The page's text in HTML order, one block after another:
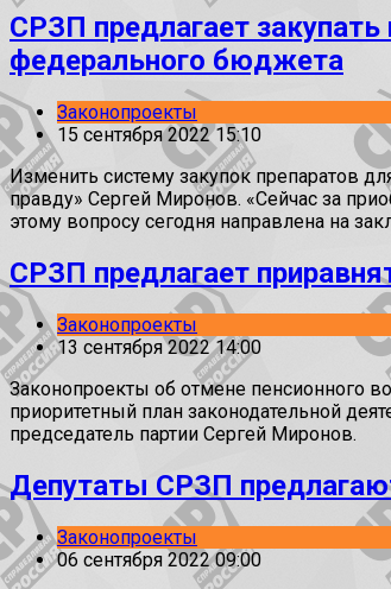
СРЗП предлагает
федерального бюджета
Законопроекты
15 сентября 2022 15:10
Изменить систему закупок препаратов
правду» Сергей Миронов. «Сейчас за
этому вопросу сегодня направлена на
СРЗП предлагает
Законопроекты
13 сентября 2022 14:00
Законопроекты об отмене пенсионного
приоритетный план законодательной
председатель партии Сергей Миронов.
Депутаты СРЗП
Законопроекты
06 сентября 2022 09:00